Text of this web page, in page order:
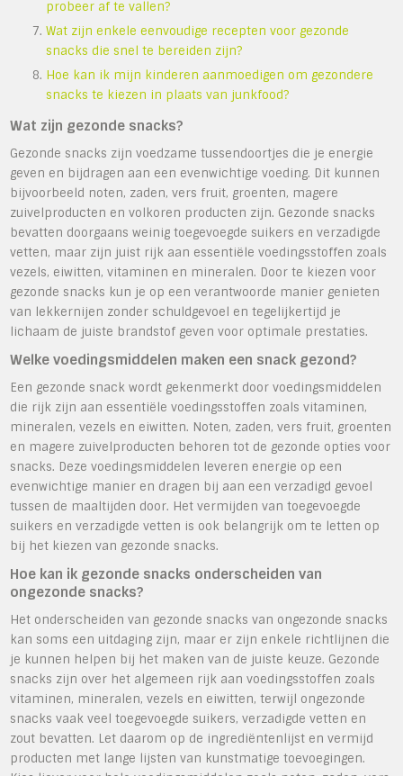
probeer af te vallen?
Wat zijn enkele eenvoudige recepten voor gezonde
snacks die snel te bereiden zijn?
Hoe kan ik mijn kinderen aanmoedigen om gezondere
snacks te kiezen in plaats van junkfood?
Wat zijn gezonde snacks?
Gezonde snacks zijn voedzame tussendoortjes die je energie
geven en bijdragen aan een evenwichtige voeding. Dit kunnen
bijvoorbeeld noten, zaden, vers fruit, groenten, magere
zuivelproducten en volkoren producten zijn. Gezonde snacks
bevatten doorgaans weinig toegevoegde suikers en verzadigde
vetten, maar zijn juist rijk aan essentiële voedingsstoffen zoals
vezels, eiwitten, vitaminen en mineralen. Door te kiezen voor
gezonde snacks kun je op een verantwoorde manier genieten
van lekkernijen zonder schuldgevoel en tegelijkertijd je
lichaam de juiste brandstof geven voor optimale prestaties.
Welke voedingsmiddelen maken een snack gezond?
Een gezonde snack wordt gekenmerkt door voedingsmiddelen
die rijk zijn aan essentiële voedingsstoffen zoals vitaminen,
mineralen, vezels en eiwitten. Noten, zaden, vers fruit, groenten
en magere zuivelproducten behoren tot de gezonde opties voor
snacks. Deze voedingsmiddelen leveren energie op een
evenwichtige manier en dragen bij aan een verzadigd gevoel
tussen de maaltijden door. Het vermijden van toegevoegde
suikers en verzadigde vetten is ook belangrijk om te letten op
bij het kiezen van gezonde snacks.
Hoe kan ik gezonde snacks onderscheiden van
ongezonde snacks?
Het onderscheiden van gezonde snacks van ongezonde snacks
kan soms een uitdaging zijn, maar er zijn enkele richtlijnen die
je kunnen helpen bij het maken van de juiste keuze. Gezonde
snacks zijn over het algemeen rijk aan voedingsstoffen zoals
vitaminen, mineralen, vezels en eiwitten, terwijl ongezonde
snacks vaak veel toegevoegde suikers, verzadigde vetten en
zout bevatten. Let daarom op de ingrediëntenlijst en vermijd
producten met lange lijsten van kunstmatige toevoegingen.